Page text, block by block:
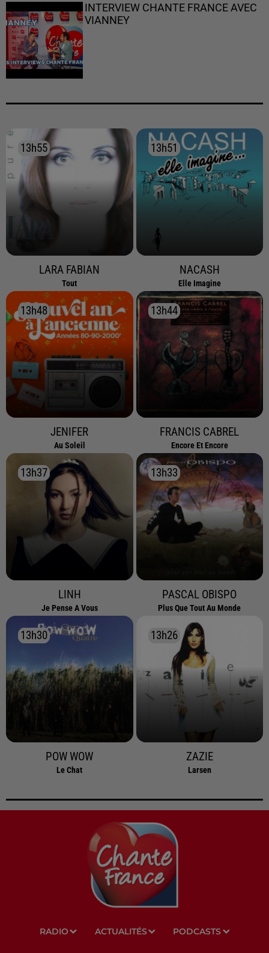
INTERVIEW CHANTE FRANCE AVEC
VIANNEY
13h55
13h55
LARA FABIAN
Tout
13h51
13h51
NACASH
Elle Imagine
13h48
13h48
JENIFER
Au Soleil
13h44
13h44
FRANCIS CABREL
Encore Et Encore
13h37
13h37
LINH
Je Pense A Vous
13h33
13h33
PASCAL OBISPO
Plus Que Tout Au Monde
13h30
13h30
POW WOW
Le Chat
13h26
13h26
ZAZIE
Larsen
RADIO ACTUALITÉS PODCASTS